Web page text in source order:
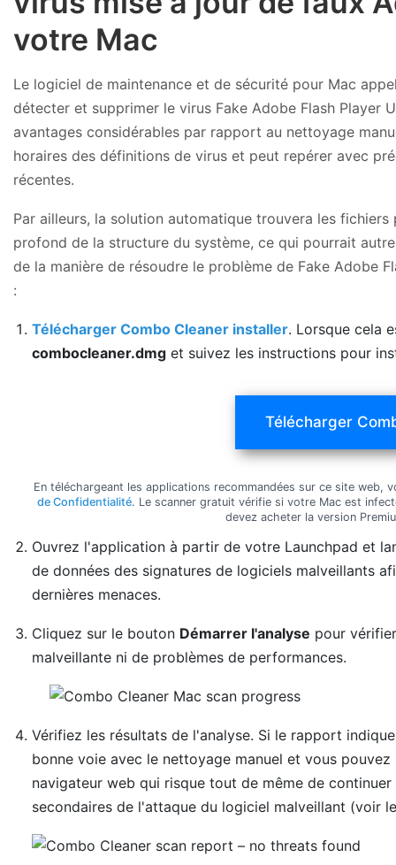
votre Mac
Le logiciel de maintenance et de sécurité pour Mac
détecter et supprimer le virus Fake Adobe Flash Player
avantages considérables par rapport au nettoyage
horaires des définitions de virus et peut repérer avec
récentes.
Par ailleurs, la solution automatique trouvera les
profond de la structure du système, ce qui pourrait
de la manière de résoudre le problème de Fake Adobe
:
Télécharger Combo Cleaner installer. Lorsque cela
combocleaner.dmg et suivez les instructions pour
Télécharger
En téléchargeant les applications recommandées sur ce site web,
de Confidentialité. Le scanner gratuit vérifie si votre Mac est
devez acheter la version
Ouvrez l'application à partir de votre Launchpad et
de données des signatures de logiciels malveillants
dernières menaces.
Cliquez sur le bouton Démarrer l'analyse pour
malveillante ni de problèmes de performances.
Vérifiez les résultats de l'analyse. Si le rapport
bonne voie avec le nettoyage manuel et vous
navigateur web qui risque tout de même de
secondaires de l'attaque du logiciel malveillant (voir